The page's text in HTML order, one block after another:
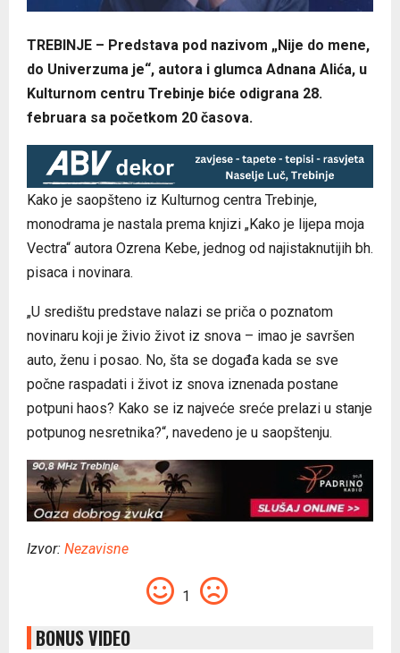
TREBINJE – Predstava pod nazivom „Nije do mene,
do Univerzuma je“, autora i glumca Adnana Alića, u
Kulturnom centru Trebinje biće odigrana 28.
februara sa početkom 20 časova.
Kako je saopšteno iz Kulturnog centra Trebinje,
monodrama je nastala prema knjizi „Kako je lijepa moja
Vectra“ autora Ozrena Kebe, jednog od najistaknutijih bh.
pisaca i novinara.
„U središtu predstave nalazi se priča o poznatom
novinaru koji je živio život iz snova – imao je savršen
auto, ženu i posao. No, šta se događa kada se sve
počne raspadati i život iz snova iznenada postane
potpuni haos? Kako se iz najveće sreće prelazi u stanje
potpunog nesretnika?“, navedeno je u saopštenju.
Izvor: Nezavisne
1
BONUS VIDEO